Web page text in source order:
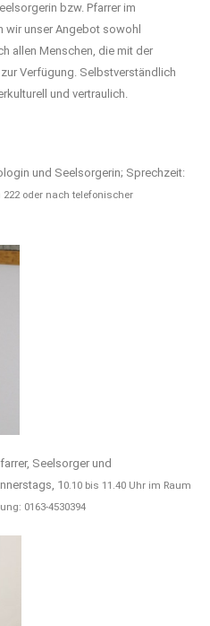
bzw. Pfarrer im
wir unser Angebot sowohl
allen Menschen, die mit der
Verfügung. Selbstverständlich
und vertraulich.
und Seelsorgerin; Sprechzeit:
222 oder nach telefonischer
Seelsorger und
1 0.10 bis 11.40 Uhr im Raum
0163-4530394